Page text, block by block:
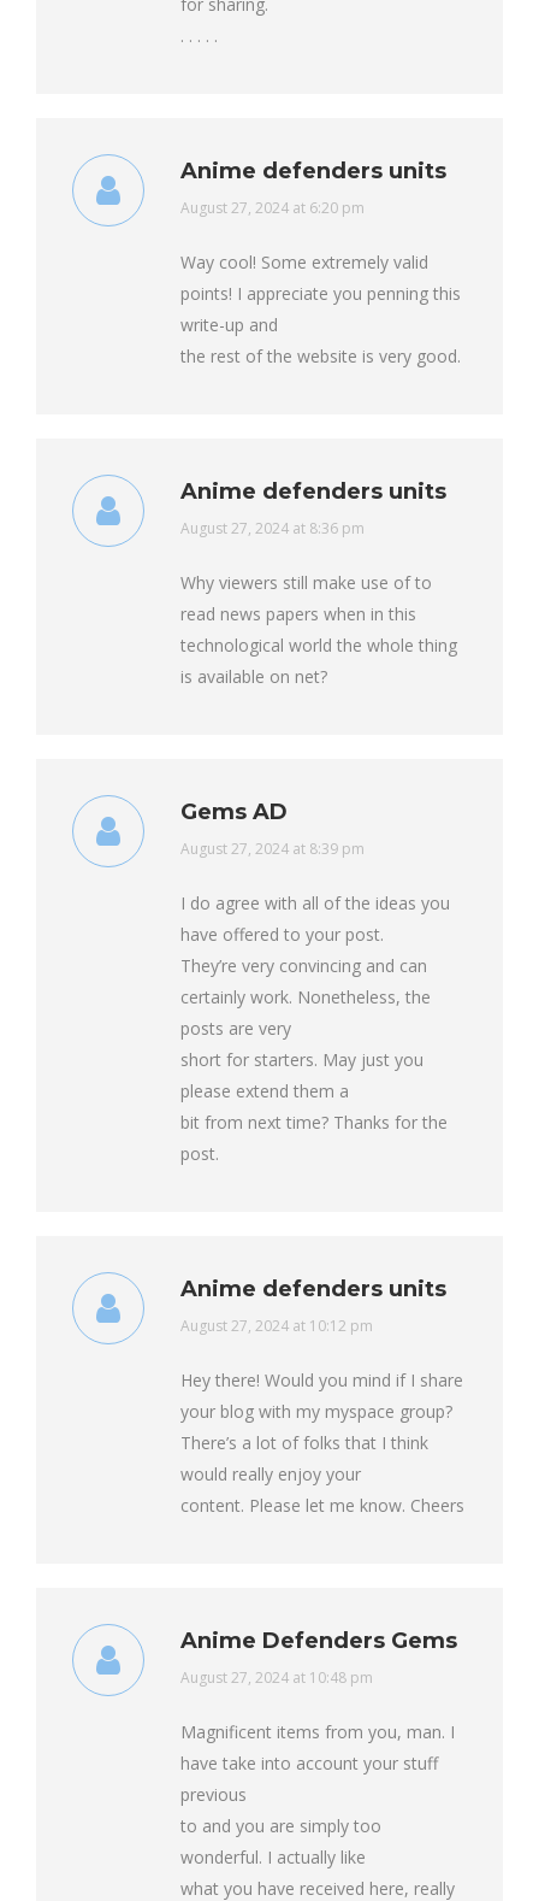
. . . . .
Anime defenders units
says:
August 27, 2024 at 6:20 pm
Way cool! Some extremely valid
points! I appreciate you penning this
write-up and
the rest of the website is very good.
Anime defenders units
says:
August 27, 2024 at 8:36 pm
Why viewers still make use of to
read news papers when in this
technological world the whole thing
is available on net?
Gems AD
says:
August 27, 2024 at 8:39 pm
I do agree with all of the ideas you
have offered to your post.
They’re very convincing and can
certainly work. Nonetheless, the
posts are very
short for starters. May just you
please extend them a
bit from next time? Thanks for the
post.
Anime defenders units
says:
August 27, 2024 at 10:12 pm
Hey there! Would you mind if I share
your blog with my myspace group?
There’s a lot of folks that I think
would really enjoy your
content. Please let me know. Cheers
Anime Defenders Gems
says:
August 27, 2024 at 10:48 pm
Magnificent items from you, man. I
have take into account your stuff
previous
to and you are simply too
wonderful. I actually like
what you have received here, really